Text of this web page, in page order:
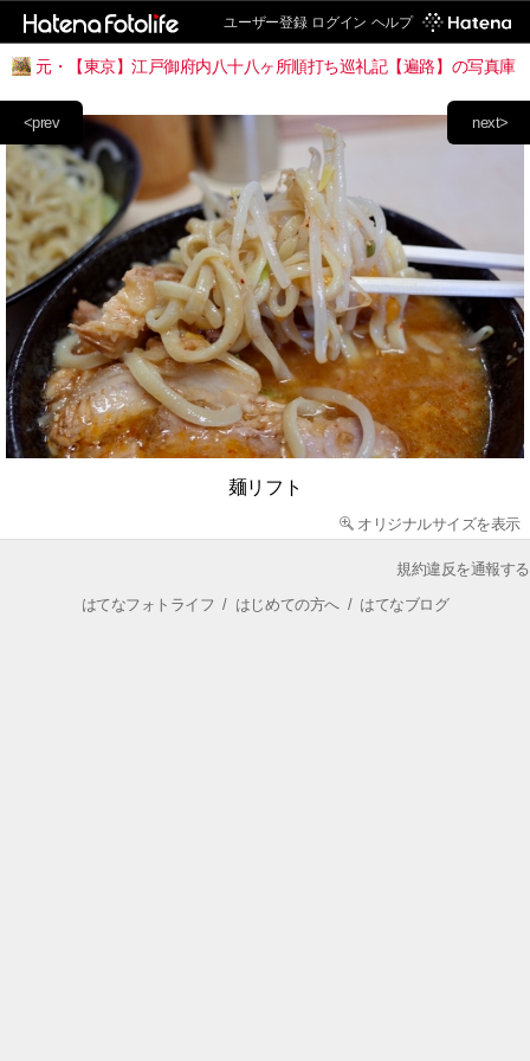
ユーザー登録 ログイン ヘルプ
元・【東京】江戸御府内八十八ヶ所順打ち巡礼記【遍路】の写真庫
next>
<prev
麺リフト
オリジナルサイズを表示
規約違反を通報する
はてなフォトライフ / はじめての方へ/ はてなブログ